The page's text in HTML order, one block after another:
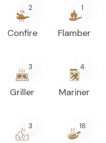
2
Confire
1
Flamber
3
Griller
4
Mariner
3 18